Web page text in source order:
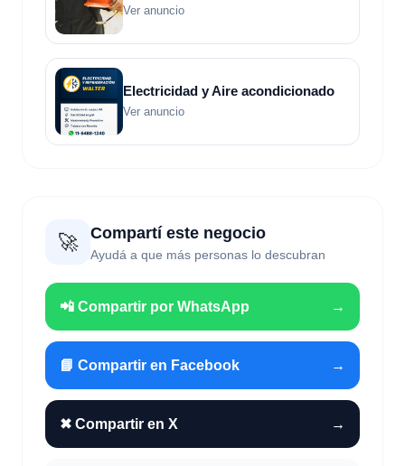
Ver anuncio
Electricidad y Aire acondicionado
Ver anuncio
🚀 Compartí este negocio
Ayudá a que más personas lo descubran
📲 Compartir por WhatsApp →
📘 Compartir en Facebook →
✖ Compartir en X →